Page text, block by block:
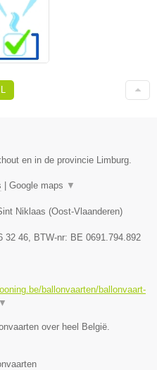
en in de provincie Limburg.
| Google maps ▼
Niklaas (Oost-Vlaanderen)
32 46 , BTW-nr: BE 0691.794.892
ballonvaarten/ballonvaart-
▼
over heel België.